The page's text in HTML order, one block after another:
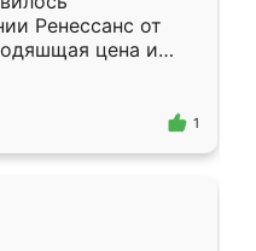
Ренессанс от
цена и
Приехавший
самый
1